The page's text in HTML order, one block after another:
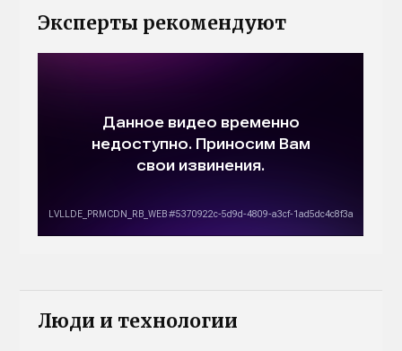
Эксперты рекомендуют
Люди и технологии